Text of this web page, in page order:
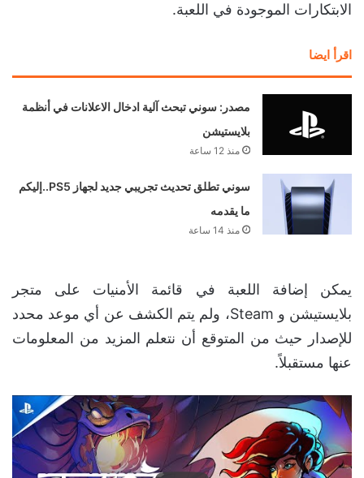
الابتكارات الموجودة في اللعبة.
اقرأ ايضا
مصدر: سوني تبحث آلية ادخال الاعلانات في أنظمة
بلايستيشن
منذ 12 ساعة
سوني تطلق تحديث تجريبي جديد لجهاز PS5..إليكم
ما يقدمه
منذ 14 ساعة
يمكن إضافة اللعبة في قائمة الأمنيات على متجر
بلايستيشن و Steam، ولم يتم الكشف عن أي موعد محدد
للإصدار حيث من المتوقع أن نتعلم المزيد من المعلومات
عنها مستقبلاً.